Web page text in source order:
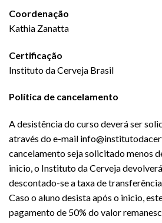
Coordenação
Kathia Zanatta
Certificação
Instituto da Cerveja Brasil
Política de cancelamento
A desistência do curso deverá ser
através do e-mail
cancelamento seja solicitado menos
inicio, o Instituto da Cerveja
descontado-se a taxa de
Caso o aluno desista após o inicio,
pagamento de 50% do valor